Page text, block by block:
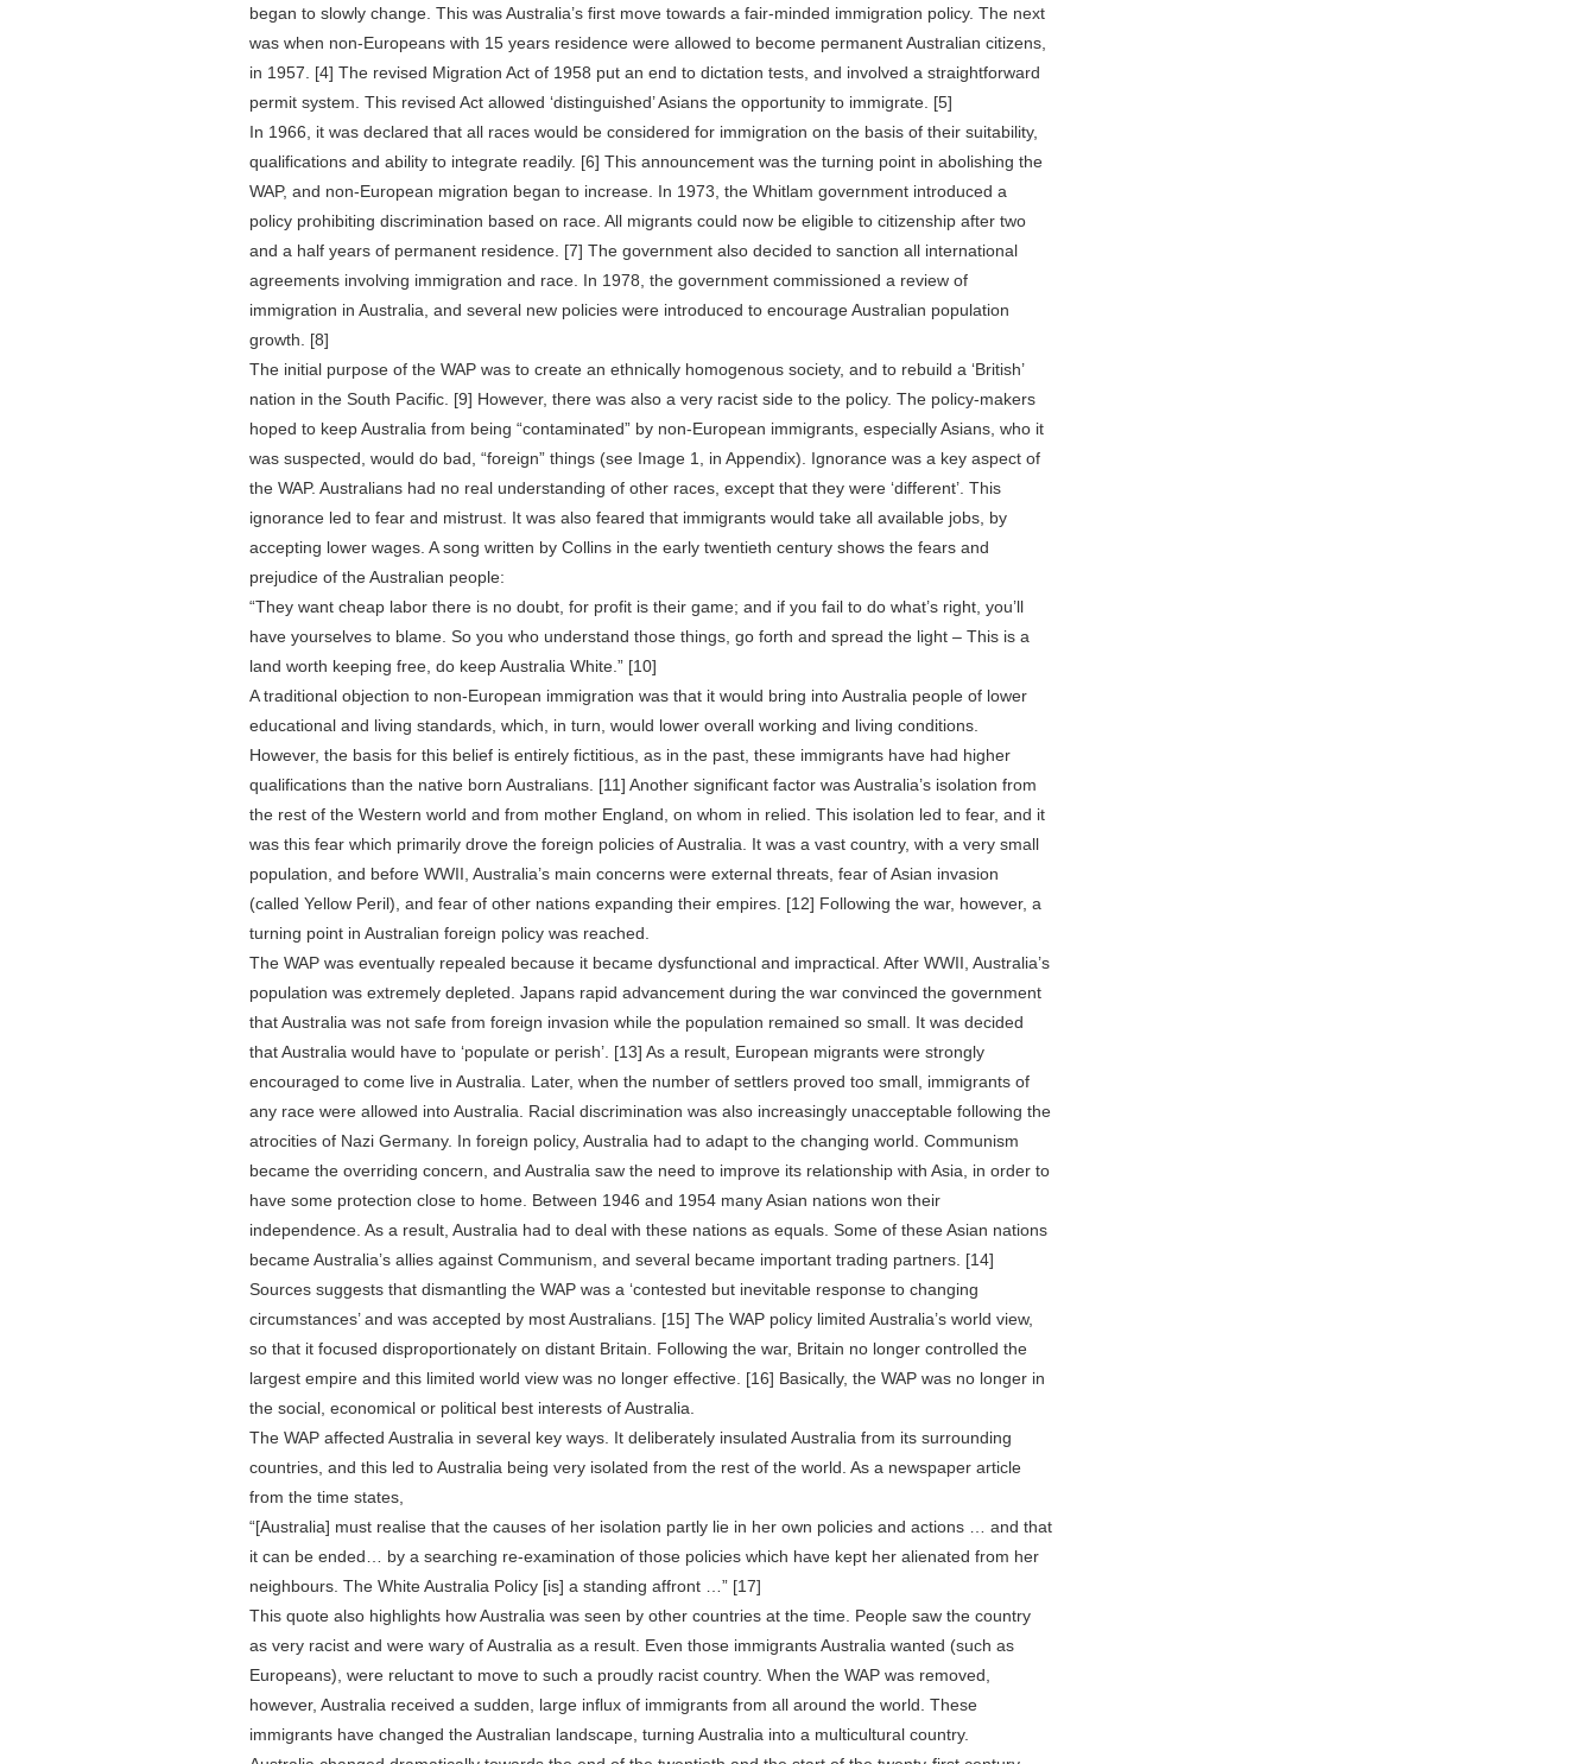
began to slowly change. This was Australia’s first move towards a fair-minded immigration policy. The next
was when non-Europeans with 15 years residence were allowed to become permanent Australian citizens,
in 1957. [4] The revised Migration Act of 1958 put an end to dictation tests, and involved a straightforward
permit system. This revised Act allowed ‘distinguished’ Asians the opportunity to immigrate. [5]
In 1966, it was declared that all races would be considered for immigration on the basis of their suitability,
qualifications and ability to integrate readily. [6] This announcement was the turning point in abolishing the
WAP, and non-European migration began to increase. In 1973, the Whitlam government introduced a
policy prohibiting discrimination based on race. All migrants could now be eligible to citizenship after two
and a half years of permanent residence. [7] The government also decided to sanction all international
agreements involving immigration and race. In 1978, the government commissioned a review of
immigration in Australia, and several new policies were introduced to encourage Australian population
growth. [8]
The initial purpose of the WAP was to create an ethnically homogenous society, and to rebuild a ‘British’
nation in the South Pacific. [9] However, there was also a very racist side to the policy. The policy-makers
hoped to keep Australia from being “contaminated” by non-European immigrants, especially Asians, who it
was suspected, would do bad, “foreign” things (see Image 1, in Appendix). Ignorance was a key aspect of
the WAP. Australians had no real understanding of other races, except that they were ‘different’. This
ignorance led to fear and mistrust. It was also feared that immigrants would take all available jobs, by
accepting lower wages. A song written by Collins in the early twentieth century shows the fears and
prejudice of the Australian people:
“They want cheap labor there is no doubt, for profit is their game; and if you fail to do what’s right, you’ll
have yourselves to blame. So you who understand those things, go forth and spread the light – This is a
land worth keeping free, do keep Australia White.” [10]
A traditional objection to non-European immigration was that it would bring into Australia people of lower
educational and living standards, which, in turn, would lower overall working and living conditions.
However, the basis for this belief is entirely fictitious, as in the past, these immigrants have had higher
qualifications than the native born Australians. [11] Another significant factor was Australia’s isolation from
the rest of the Western world and from mother England, on whom in relied. This isolation led to fear, and it
was this fear which primarily drove the foreign policies of Australia. It was a vast country, with a very small
population, and before WWII, Australia’s main concerns were external threats, fear of Asian invasion
(called Yellow Peril), and fear of other nations expanding their empires. [12] Following the war, however, a
turning point in Australian foreign policy was reached.
The WAP was eventually repealed because it became dysfunctional and impractical. After WWII, Australia’s
population was extremely depleted. Japans rapid advancement during the war convinced the government
that Australia was not safe from foreign invasion while the population remained so small. It was decided
that Australia would have to ‘populate or perish’. [13] As a result, European migrants were strongly
encouraged to come live in Australia. Later, when the number of settlers proved too small, immigrants of
any race were allowed into Australia. Racial discrimination was also increasingly unacceptable following the
atrocities of Nazi Germany. In foreign policy, Australia had to adapt to the changing world. Communism
became the overriding concern, and Australia saw the need to improve its relationship with Asia, in order to
have some protection close to home. Between 1946 and 1954 many Asian nations won their
independence. As a result, Australia had to deal with these nations as equals. Some of these Asian nations
became Australia’s allies against Communism, and several became important trading partners. [14]
Sources suggests that dismantling the WAP was a ‘contested but inevitable response to changing
circumstances’ and was accepted by most Australians. [15] The WAP policy limited Australia’s world view,
so that it focused disproportionately on distant Britain. Following the war, Britain no longer controlled the
largest empire and this limited world view was no longer effective. [16] Basically, the WAP was no longer in
the social, economical or political best interests of Australia.
The WAP affected Australia in several key ways. It deliberately insulated Australia from its surrounding
countries, and this led to Australia being very isolated from the rest of the world. As a newspaper article
from the time states,
“[Australia] must realise that the causes of her isolation partly lie in her own policies and actions … and that
it can be ended… by a searching re-examination of those policies which have kept her alienated from her
neighbours. The White Australia Policy [is] a standing affront …” [17]
This quote also highlights how Australia was seen by other countries at the time. People saw the country
as very racist and were wary of Australia as a result. Even those immigrants Australia wanted (such as
Europeans), were reluctant to move to such a proudly racist country. When the WAP was removed,
however, Australia received a sudden, large influx of immigrants from all around the world. These
immigrants have changed the Australian landscape, turning Australia into a multicultural country.